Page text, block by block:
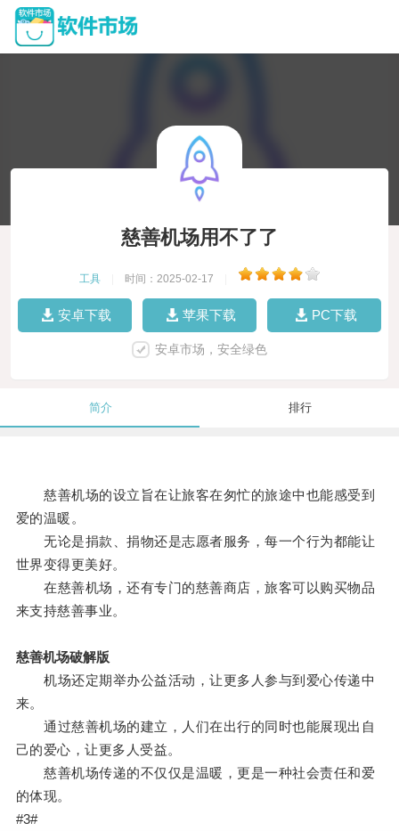
慈善机场用不了了
工具 时间：2025-02-17
安卓下载 苹果下载 PC下载
安卓市场，安全绿色
简介 排行
慈善机场的设立旨在让旅客在匆忙的旅途中也能感受到
爱的温暖。
无论是捐款、捐物还是志愿者服务，每一个行为都能让
世界变得更美好。
在慈善机场，还有专门的慈善商店，旅客可以购买物品
来支持慈善事业。
慈善机场破解版
机场还定期举办公益活动，让更多人参与到爱心传递中
来。
通过慈善机场的建立，人们在出行的同时也能展现出自
己的爱心，让更多人受益。
慈善机场传递的不仅仅是温暖，更是一种社会责任和爱
的体现。
#3#